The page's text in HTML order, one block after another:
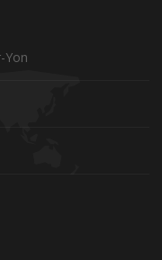
Yon